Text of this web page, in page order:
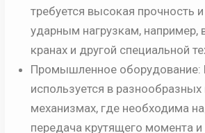
требуется высокая прочность
ударным нагрузкам, например,
кранах и другой специальной
Промышленное оборудование:
используется в
механизмах, где необходима
передача крутящего момента